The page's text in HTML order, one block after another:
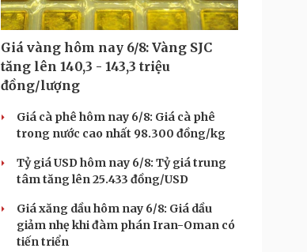
Giá vàng hôm nay 6/8: Vàng SJC
tăng lên 140,3 - 143,3 triệu
đồng/lượng
Giá cà phê hôm nay 6/8: Giá cà phê
trong nước cao nhất 98.300 đồng/kg
Tỷ giá USD hôm nay 6/8: Tỷ giá trung
tâm tăng lên 25.433 đồng/USD
Giá xăng dầu hôm nay 6/8: Giá dầu
giảm nhẹ khi đàm phán Iran-Oman có
tiến triển